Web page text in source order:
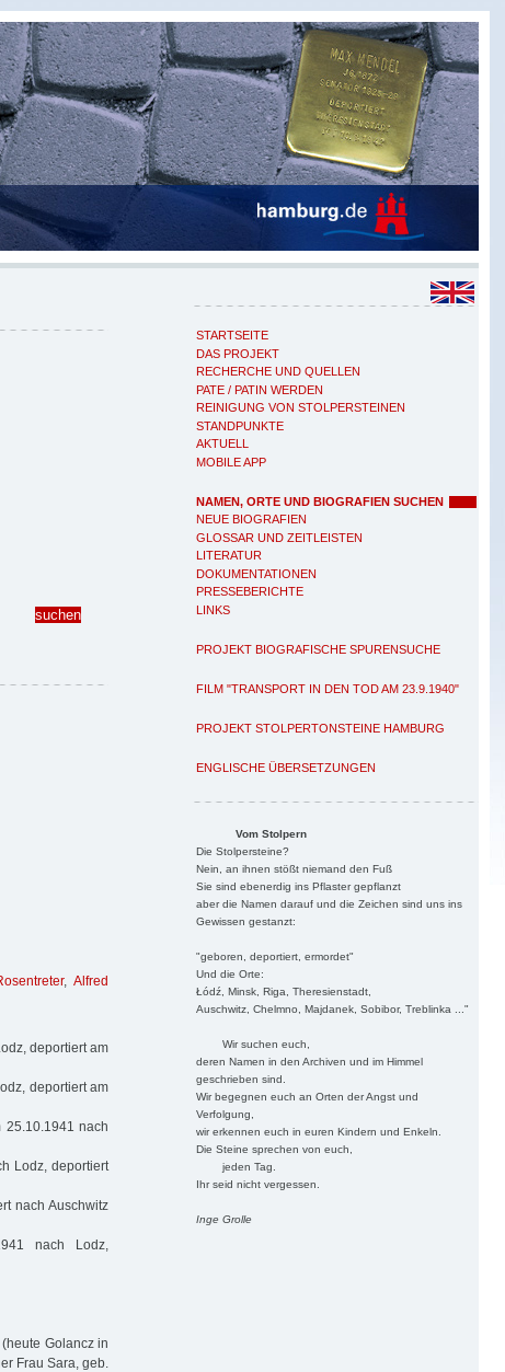
STARTSEITE
DAS PROJEKT
RECHERCHE UND QUELLEN
PATE / PATIN WERDEN
REINIGUNG VON STOLPERSTEINEN
STANDPUNKTE
AKTUELL
MOBILE APP
NAMEN, ORTE UND BIOGRAFIEN SUCHEN
NEUE BIOGRAFIEN
GLOSSAR UND ZEITLEISTEN
LITERATUR
DOKUMENTATIONEN
PRESSEBERICHTE
LINKS
PROJEKT BIOGRAFISCHE SPURENSUCHE
FILM "TRANSPORT IN DEN TOD AM 23.9.1940"
PROJEKT STOLPERTONSTEINE HAMBURG
ENGLISCHE ÜBERSETZUNGEN
Vom Stolpern
Die Stolpersteine?
Nein, an ihnen stößt niemand den Fuß
Sie sind ebenerdig ins Pflaster gepflanzt
aber die Namen darauf und die Zeichen sind uns ins
Gewissen gestanzt:
"geboren, deportiert, ermordet"
Und die Orte:
Łódź, Minsk, Riga, Theresienstadt,
Auschwitz, Chelmno, Majdanek, Sobibor, Treblinka ..."
Wir suchen euch,
deren Namen in den Archiven und im Himmel
geschrieben sind.
Wir begegnen euch an Orten der Angst und
Verfolgung,
wir erkennen euch in euren Kindern und Enkeln.
Die Steine sprechen von euch,
jeden Tag.
Ihr seid nicht vergessen.
Inge Grolle
, Alfred
deportiert am
deportiert am
25.10.1941 nach
Lodz, deportiert
nach Auschwitz
nach Lodz,
Golancz in
Frau Sara, geb.